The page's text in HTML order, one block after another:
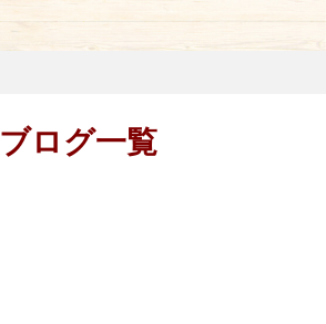
ブログ一覧